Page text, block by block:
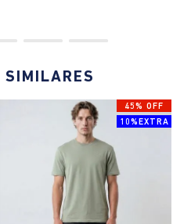
SIMILARES
45% OFF
10%EXTRA